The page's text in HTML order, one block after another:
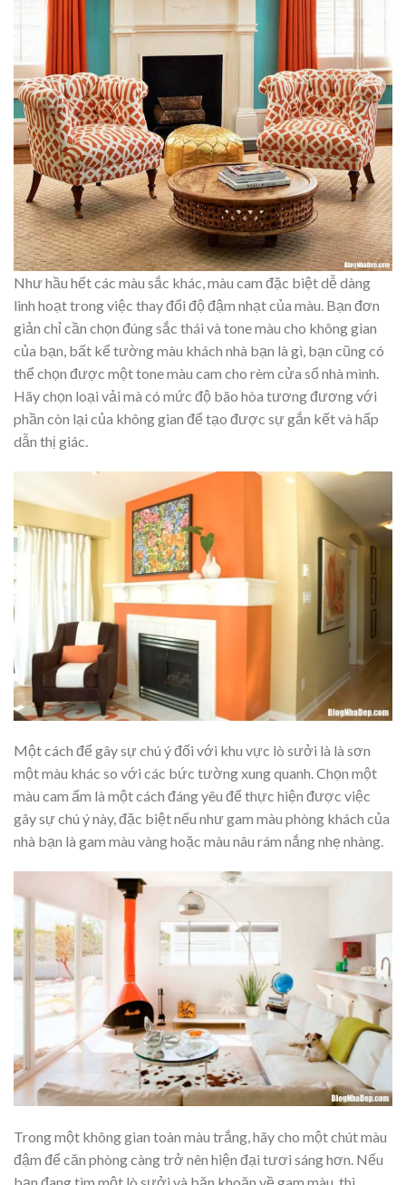
Như hầu hết các màu sắc khác, màu cam đặc biệt dễ dàng
linh hoạt trong việc thay đổi độ đậm nhạt của màu. Bạn đơn
giản chỉ cần chọn đúng sắc thái và tone màu cho không gian
của bạn, bất kể tường màu khách nhà bạn là gì, bạn cũng có
thể chọn được một tone màu cam cho rèm cửa sổ nhà mình.
Hãy chọn loại vải mà có mức độ bão hòa tương đương với
phần còn lại của không gian để tạo được sự gắn kết và hấp
dẫn thị giác.
Một cách để gây sự chú ý đối với khu vực lò sưởi là là sơn
một màu khác so với các bức tường xung quanh. Chọn một
màu cam ấm là một cách đáng yêu để thực hiện được việc
gây sự chú ý này, đặc biệt nếu như gam màu phòng khách của
nhà bạn là gam màu vàng hoặc màu nâu rám nắng nhẹ nhàng.
Trong một không gian toàn màu trắng, hãy cho một chút màu
đậm để căn phòng càng trở nên hiện đại tươi sáng hơn. Nếu